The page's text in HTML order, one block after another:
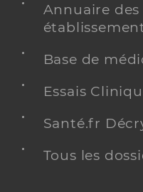
Annuaire
Base de
Essais
Santé.fr
Tous les